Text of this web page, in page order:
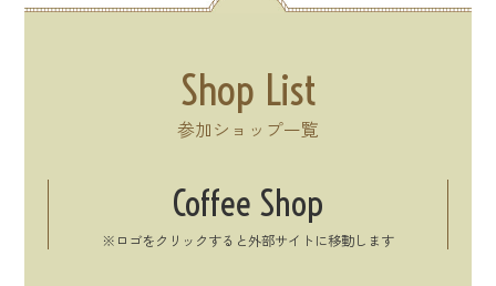
Shop List
参加ショップ一覧
Coffee Shop
※ロゴをクリックすると外部サイトに移動します